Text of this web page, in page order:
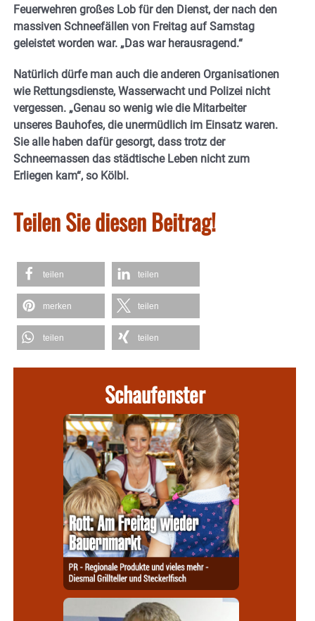
Feuerwehren großes Lob für den Dienst, der nach den
massiven Schneefällen von Freitag auf Samstag
geleistet worden war. „Das war herausragend.“
Natürlich dürfe man auch die anderen Organisationen
wie Rettungsdienste, Wasserwacht und Polizei nicht
vergessen. „Genau so wenig wie die Mitarbeiter
unseres Bauhofes, die unermüdlich im Einsatz waren.
Sie alle haben dafür gesorgt, dass trotz der
Schneemassen das städtische Leben nicht zum
Erliegen kam“, so Kölbl.
Teilen Sie diesen Beitrag!
teilen teilen
merken teilen
teilen teilen
Schaufenster